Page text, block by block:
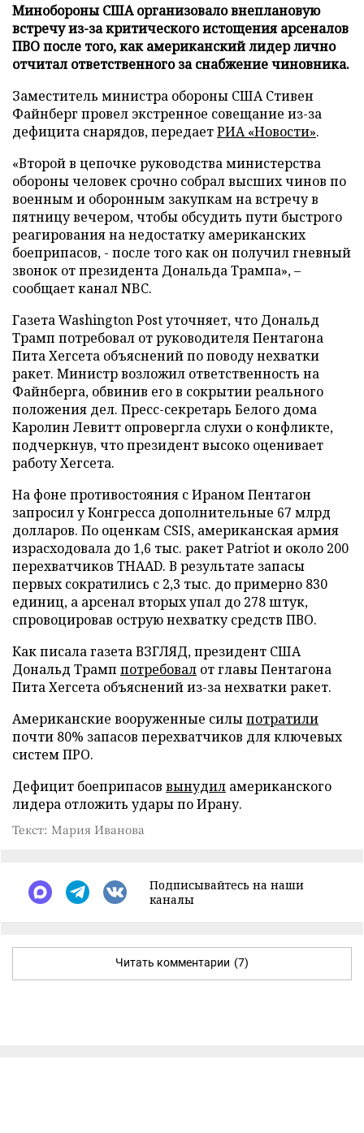
Минобороны США организовало внеплановую
встречу из-за критического истощения арсеналов
ПВО после того, как американский лидер лично
отчитал ответственного за снабжение чиновника.
Заместитель министра обороны США Стивен
Файнберг провел экстренное совещание из-за
дефицита снарядов, передаетРИА «Новости».
«Второй в цепочке руководства министерства
обороны человек срочно собрал высших чинов по
военным и оборонным закупкам на встречу в
пятницу вечером, чтобы обсудить пути быстрого
реагирования на недостатку американских
боеприпасов, - после того как он получил гневный
звонок от президента Дональда Трампа», –
сообщает канал NBC.
Газета Washington Post уточняет, что Дональд
Трамп потребовал от руководителя Пентагона
Пита Хегсета объяснений по поводу нехватки
ракет. Министр возложил ответственность на
Файнберга, обвинив его в сокрытии реального
положения дел. Пресс-секретарь Белого дома
Каролин Левитт опровергла слухи о конфликте,
подчеркнув, что президент высоко оценивает
работу Хегсета.
На фоне противостояния с Ираном Пентагон
запросил у Конгресса дополнительные 67 млрд
долларов. По оценкам CSIS, американская армия
израсходовала до 1,6 тыс. ракет Patriot и около 200
перехватчиков THAAD. В результате запасы
первых сократились с 2,3 тыс. до примерно 830
единиц, а арсенал вторых упал до 278 штук,
спровоцировав острую нехватку средств ПВО.
Как писала газета ВЗГЛЯД, президент США
Дональд Трамп потребовал от главы Пентагона
Пита Хегсета объяснений из-за нехватки ракет.
Американские вооруженные силыпотратили
почти 80% запасов перехватчиков для ключевых
систем ПРО.
Дефицит боеприпасов вынудил американского
лидера отложить удары по Ирану.
Текст: Мария Иванова
Подписывайтесь на наши
каналы
Читать комментарии (7)